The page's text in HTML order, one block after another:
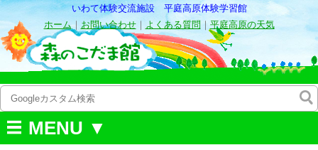
いわて体験交流施設 平庭高原体験学習館
ホーム｜ お問い合わせ｜ よくある質問 ｜ 平庭高原の天気
MENU ▼